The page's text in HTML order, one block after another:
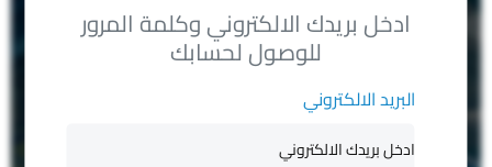
ادخل بريدك الالكتروني وكلمة المرور
للوصول لحسابك
البريد الالكتروني